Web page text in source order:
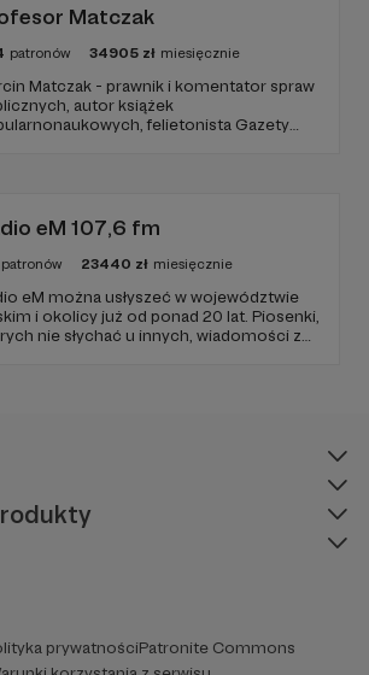
Matczak
patronów 34905 zł miesięcznie
Matczak - prawnik i komentator spraw
autor książek
felietonista Gazety
informacyjnymi.
eM 107,6 fm
patronów 23440 zł miesięcznie
eM można usłyszeć w województwie
i okolicy już od ponad 20 lat. Piosenki,
nie słychać u innych, wiadomości z
prywatnościPatronite Commons